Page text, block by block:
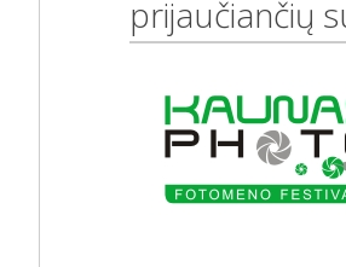
prijaučiančių